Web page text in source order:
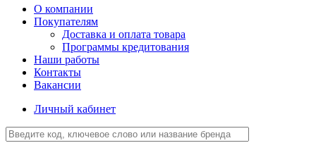
О компании
Покупателям
Доставка и оплата товара
Программы кредитования
Наши работы
Контакты
Вакансии
Личный кабинет